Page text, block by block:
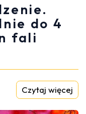
do 4
fali
Czytaj więcej